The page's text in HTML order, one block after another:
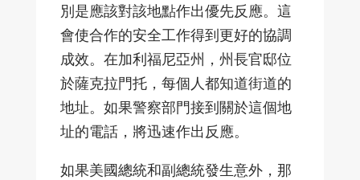
別是應該對該地點作出優先反應。這
會使合作的安全工作得到更好的協調
成效。在加利福尼亞州，州長官邸位
於薩克拉門托，每個人都知道街道的
地址。如果警察部門接到關於這個地
址的電話，將迅速作出反應。
如果美國總統和副總統發生意外，那